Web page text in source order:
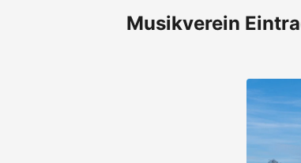
Musikverein